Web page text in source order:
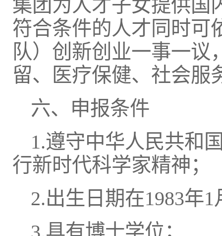
集团为人才子女提供国
符合条件的人才同时可
队）创新创业一事一
留、医疗保健、社会服
六、申报条件
1.遵守中华人民共和
行新时代科学家精神；
2.出生日期在1983年